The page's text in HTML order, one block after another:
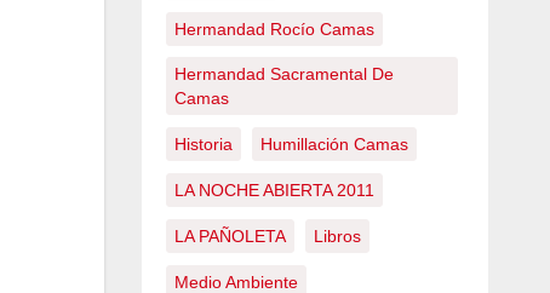
Hermandad Rocío Camas
Hermandad Sacramental De
Camas
Historia Humillación Camas
LA NOCHE ABIERTA 2011
LA PAÑOLETA Libros
Medio Ambiente